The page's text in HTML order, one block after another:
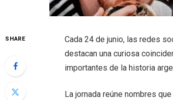
SHARE
Cada 24 de junio, las redes
destacan una curiosa
importantes de la historia
La jornada reúne nombres